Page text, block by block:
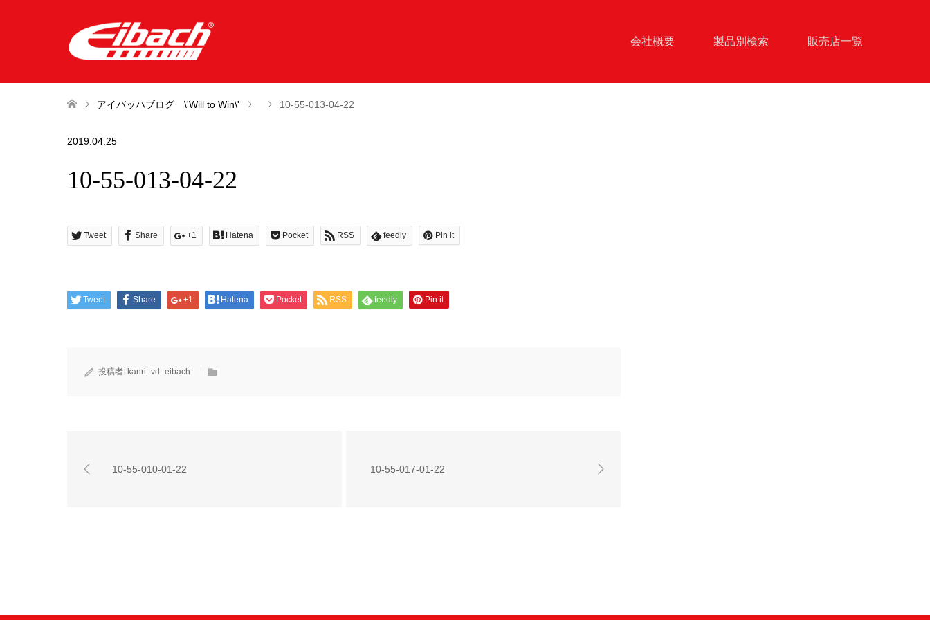
会社概要 製品別検索 販売店一覧
アイバッハブログ \'Will to Win\' 10-55-013-04-22
2019.04.25
10-55-013-04-22
Tweet Share +1 Hatena Pocket RSS feedly Pin it
Tweet Share +1 Hatena Pocket RSS feedly Pin it
投稿者: kanri_vd_eibach
10-55-010-01-22 10-55-017-01-22